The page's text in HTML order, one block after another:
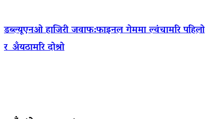
डब्ल्यूएनओ हाजिरी जवाफ:फाइनल गेममा ल्वंचामरि पहिलो
र अँयठामरि दोश्रो